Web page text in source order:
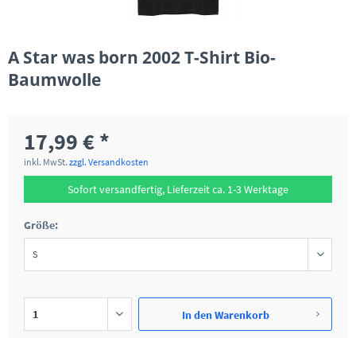
A Star was born 2002 T-Shirt Bio-
Baumwolle
17,99 € *
inkl. MwSt. zzgl. Versandkosten
Sofort versandfertig, Lieferzeit ca. 1-3 Werktage
Größe:
In denWarenkorb